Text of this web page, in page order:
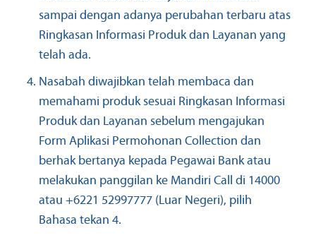
sampai dengan adanya perubahan terbaru atas
Ringkasan Informasi Produk dan Layanan yang
telah ada.
Nasabah diwajibkan telah membaca dan
memahami produk sesuai Ringkasan Informasi
Produk dan Layanan sebelum mengajukan
Form Aplikasi Permohonan Collection dan
berhak bertanya kepada Pegawai Bank atau
melakukan panggilan ke Mandiri Call di 14000
atau +6221 52997777 (Luar Negeri), pilih
Bahasa tekan 4.